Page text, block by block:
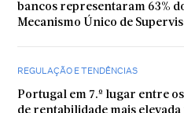
bancos representaram 63%
Mecanismo Único de
REGULAÇÃO E TENDÊNCIAS
Portugal em 7.º lugar entre os